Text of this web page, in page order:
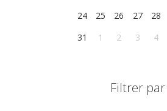
24
25 26 27 28
31
1 2 3 4
Filtrer par